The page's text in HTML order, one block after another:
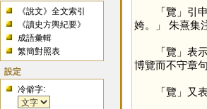
《說文》全文索引
《讀史方輿紀要》
成語彙輯
繁簡對照表
設定
冷僻字:
「覽 」引
姱。」 朱熹集
「覽 」表
博覽而不守章句
「覽 」又